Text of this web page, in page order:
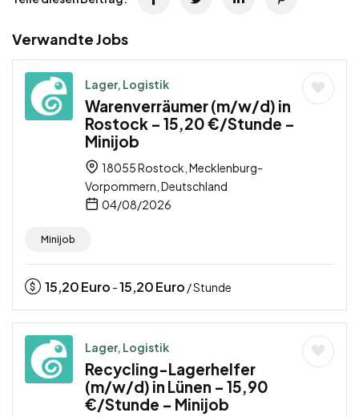
Verwandte Jobs
Lager, Logistik
Warenverräumer (m/w/d) in
Rostock – 15,20 €/Stunde –
Minijob
18055 Rostock, Mecklenburg-
Vorpommern, Deutschland
04/08/2026
Minijob
15,20Euro -15,20Euro / Stunde
Lager, Logistik
Recycling-Lagerhelfer
(m/w/d) in Lünen – 15,90
€/Stunde – Minijob